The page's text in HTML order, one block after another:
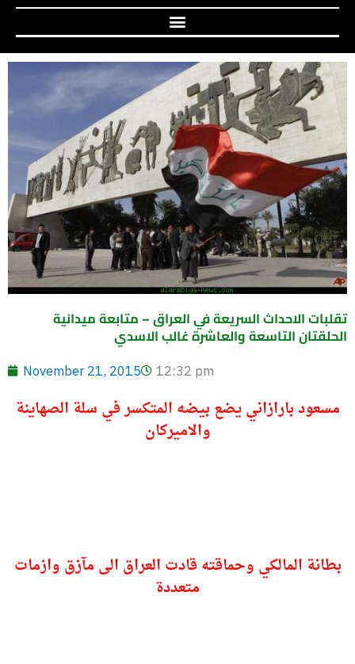
تقلبات الاحداث السريعة في العراق – متابعة ميدانية
الحلقتان التاسعة والعاشرة غالب الاسدي
November 21, 2015 12:32 pm
مسعود بارازاني يضع بيضه المتكسر في سلة الصهاينة
والاميركان
بطانة المالكي وحماقته قادت العراق الى مآزق وازمات
متعددة